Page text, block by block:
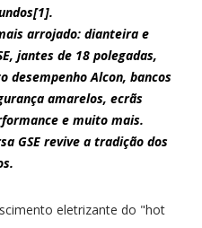
arrojado: dianteira e
jantes de 18 polegadas,
desempenho Alcon, bancos
amarelos, ecrãs
e muito mais.
GSE revive a tradição dos